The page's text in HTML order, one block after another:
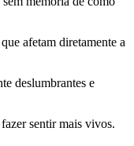
afetam diretamente a
deslumbrantes e
sentir mais vivos.